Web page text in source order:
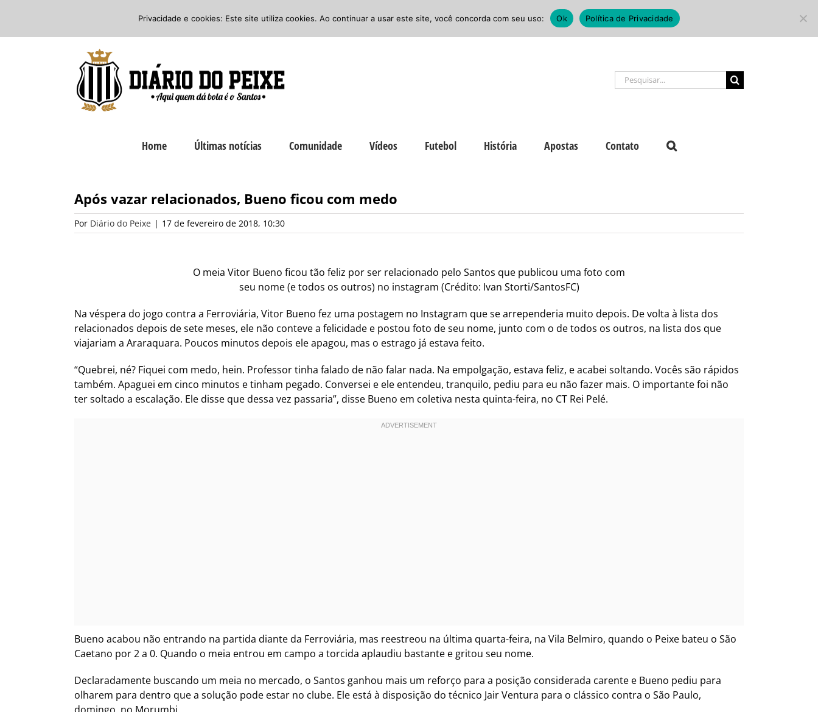
o
Facebook
Instagram
Buscar
resultados
Home Últimas notícias Comunidade Vídeos Futebol História Apostas Contato
Após vazar relacionados, Bueno ficou com medo
Por Diário do Peixe | 17 de fevereiro de 2018, 10:30
O meia Vitor Bueno ficou tão feliz por ser relacionado pelo Santos que publicou uma foto com
seu nome (e todos os outros) no instagram (Crédito: Ivan Storti/SantosFC)
Na véspera do jogo contra a Ferroviária, Vitor Bueno fez uma postagem no Instagram que se arrependeria muito depois. De volta à lista dos
relacionados depois de sete meses, ele não conteve a felicidade e postou foto de seu nome, junto com o de todos os outros, na lista dos que
viajariam a Araraquara. Poucos minutos depois ele apagou, mas o estrago já estava feito.
“Quebrei, né? Fiquei com medo, hein. Professor tinha falado de não falar nada. Na empolgação, estava feliz, e acabei soltando. Vocês são rápidos
também. Apaguei em cinco minutos e tinham pegado. Conversei e ele entendeu, tranquilo, pediu para eu não fazer mais. O importante foi não
ter soltado a escalação. Ele disse que dessa vez passaria”, disse Bueno em coletiva nesta quinta-feira, no CT Rei Pelé.
Bueno acabou não entrando na partida diante da Ferroviária, mas reestreou na última quarta-feira, na Vila Belmiro, quando o Peixe bateu o São
Caetano por 2 a 0. Quando o meia entrou em campo a torcida aplaudiu bastante e gritou seu nome.
Declaradamente buscando um meia no mercado, o Santos ganhou mais um reforço para a posição considerada carente e Bueno pediu para
olharem para dentro que a solução pode estar no clube. Ele está à disposição do técnico Jair Ventura para o clássico contra o São Paulo,
Privacidade e cookies: Este site utiliza cookies. Ao continuar a usar este site, você concorda com seu uso: Ok Política de Privacidade